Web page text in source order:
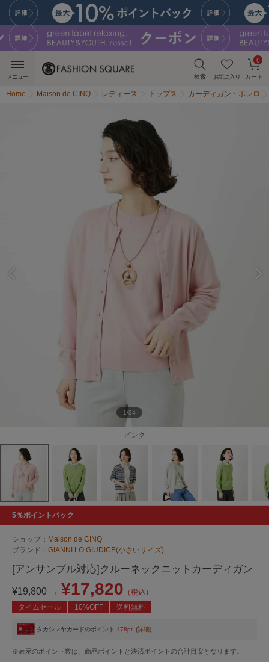
検索 お気に入り カート
0
メニュー
Home Maison de CINQ レディース トップス カーディガン・ボレロ
ピンク
1/34
5％ポイントバック
ショップ： Maison de CINQ
ブランド： GIANNI LO GIUDICE(小さいサイズ)
[アンサンブル対応]クルーネックニットカーディガン
¥19,800 → ¥17,820 （税込）
タイムセール
10%OFF 送料無料
タカシマヤカードのポイント 178pt (詳細)
※表示のポイント数は、商品ポイントと決済ポイントの合計目安となります。